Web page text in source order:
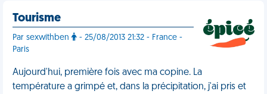
Tourisme
Par sexwithben
- 25/08/2013 21:32 - France -
Paris
Aujourd'hui, première fois avec ma copine. La
température a grimpé et, dans la précipitation, j'ai pris et